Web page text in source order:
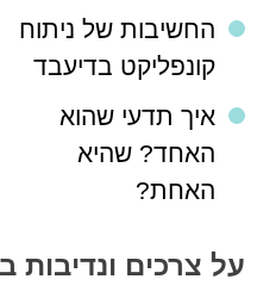
החשיבות של ניתוח
קונפליקט בדיעבד
איך תדעי שהוא
האחד? שהיא
האחת?
על צרכים ונדיבות